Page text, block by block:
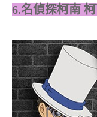
6.名偵探柯南